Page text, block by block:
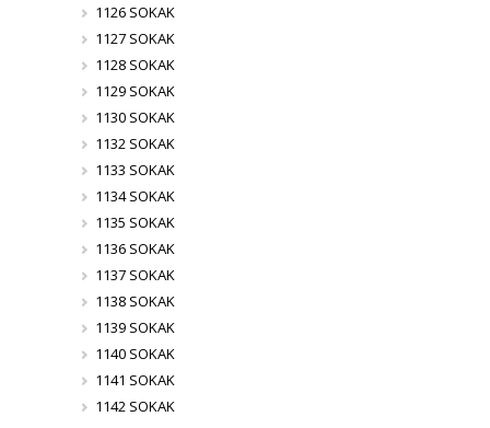
1126 SOKAK
1127 SOKAK
1128 SOKAK
1129 SOKAK
1130 SOKAK
1132 SOKAK
1133 SOKAK
1134 SOKAK
1135 SOKAK
1136 SOKAK
1137 SOKAK
1138 SOKAK
1139 SOKAK
1140 SOKAK
1141 SOKAK
1142 SOKAK